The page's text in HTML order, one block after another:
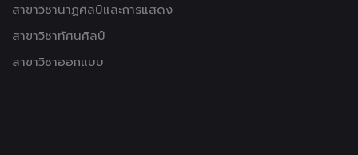
สาขาวิชานาฏศิลป์และการแสดง
สาขาวิชาทัศนศิลป์
สาขาวิชาออกแบบ